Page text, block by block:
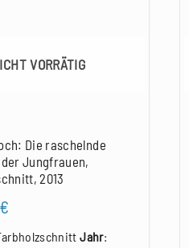
VORRÄTIG
Die raschelnde
Jungfrauen,
2013
€
Jahr: